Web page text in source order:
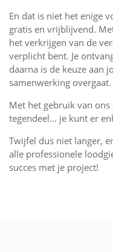
En dat is niet het enige
gratis en vrijblijvend.
het verkrijgen van de
verplicht bent. Je
daarna is de keuze aan
samenwerking overgaat.
Met het gebruik van
tegendeel... je kunt er
Twijfel dus niet langer,
alle professionele
succes met je project!